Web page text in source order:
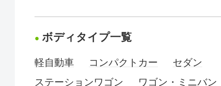
ボディタイプ一覧
軽自動車 コンパクトカー
セダン
ステーションワゴン
ワゴン・ミニバン